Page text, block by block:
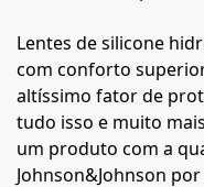
Lentes de silicone
com conforto
altíssimo fator de
tudo isso e muito
um produto com a
Johnson&Johnson